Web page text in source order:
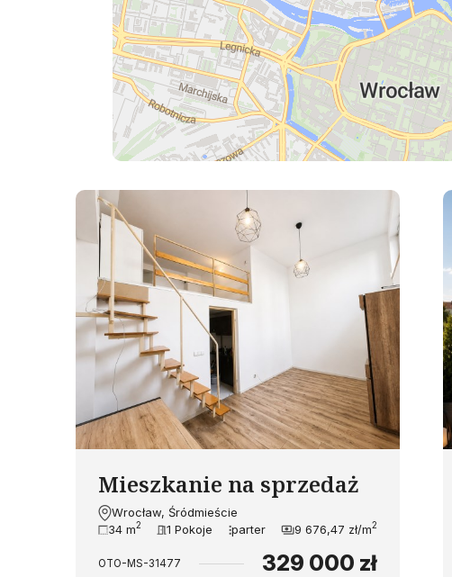
Mieszkanie na sprzedaż
Wrocław, Śródmieście
34 m2 1 Pokoje parter 9 676,47 zł/m2
OTO-MS-31477 329 000 zł